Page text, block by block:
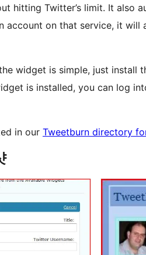
hitting Twitter’s limit. It also
account on that service, it
widget is simple, just install
is installed, you can log
in our Tweetburn directory